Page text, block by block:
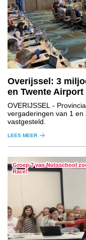
Overijssel: 3
en Twente
OVERIJSSEL -
vergaderingen van 1 en
vastgesteld.
LEES MEER
Groep 7 van Nutsschool
Race!